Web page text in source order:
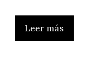
Leer más